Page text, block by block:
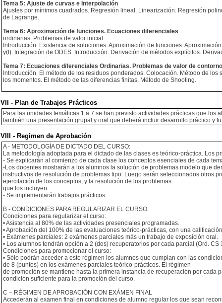
Tema 5: Ajuste de curvas e Interpolación
Ajustes por mínimos cuadrados. Regresión lineal. Linearización. Regresión
de Lagrange.
Tema 6: Aproximación de funciones. Ecuaciones diferenciales
ordinarias. Problemas de valor inicial
Introducción. Existencia de soluciones. Aproximación de funciones.
y(t). Integración de ODES. Introducción. Derivación de métodos explícitos.
Tema 7: Ecuaciones diferenciales Ordinarias. Problemas de valor de contorno
Introducción. El método de los residuos ponderados. Colocación. Método de
los momentos. El método de las diferencias finitas. Método de Shooting.
VII - Plan de Trabajos Prácticos
Para las unidades temáticas 1 a 7 se han previsto actividades prácticas que
también una presentación grupal y oral que deberá incluir desarrollo práctico y
VIII - Regimen de Aprobación
A - METODOLOGÍA DE DICTADO DEL CURSO:
La metodología adoptada para el dictado de las clases es teórico-práctica. Los
- Se explicarán al comienzo de cada clase los conceptos esenciales de cada
-Los docentes mostrarán a los alumnos la solución de problemas modelo que
instructivos de resolución de problemas tipo. Luego serán seleccionados otros
ejercitación de los conceptos, y la resolución de los problemas
que los incluyen.
- Se implementarán trabajos prácticos.
B - CONDICIONES PARA REGULARIZAR EL CURSO.
Condiciones para regularizar el curso:
• Asistencia al 80% de las actividades presenciales programadas.
• Aprobación del 100% de las evaluaciones teórico-prácticas, con una
• Exámenes parciales: 2 exámenes parciales más un trabajo de exposición oral.
• Los alumnos tendrán opción a 2 (dos) recuperatorios por cada parcial (Ord. CS
Condiciones para promocionar el curso:
• Sólo podrán acceder a este régimen los alumnos que cumplan con las
de 8 (puntos) en los exámenes parciales teórico-prácticos. El régimen
de promoción se mantiene hasta la primera instancia de recuperación por
condición suficiente para la promoción del curso.
C – RÉGIMEN DE APROBACIÓN CON EXÁMEN FINAL
Accederán al examen final en condiciones de alumno regular los que sean